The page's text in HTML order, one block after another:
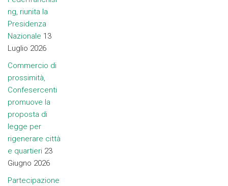
ng, riunita la
Presidenza
Nazionale 13
Luglio 2026
Commercio di
prossimità,
Confesercenti
promuove la
proposta di
legge per
rigenerare città
e quartieri 23
Giugno 2026
Partecipazione